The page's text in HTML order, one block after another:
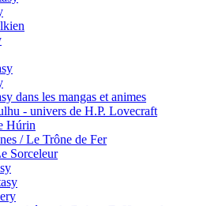
dans les mangas et animes
- univers de H.P. Lovecraft
Húrin
/ Le Trône de Fer
Sorceleur